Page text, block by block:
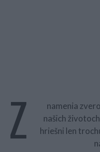
Z
namenia
našich
hriešni len